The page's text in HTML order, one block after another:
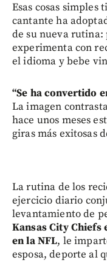
Esas cosas
cantante ha
de su nueva rutina:
experimenta con
el idioma y bebe
“Se ha convertido
La imagen
hace unos meses
giras más exitosas
La rutina de los
ejercicio diario
levantamiento de
Kansas City
en la NFL, le
esposa, deporte al